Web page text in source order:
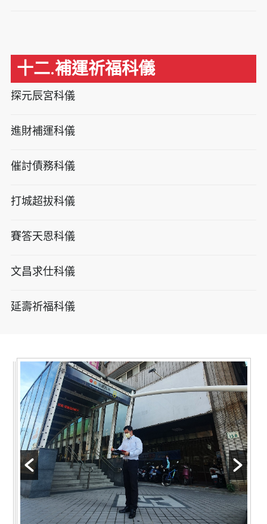
十二.補運祈福科儀
探元辰宮科儀
進財補運科儀
催討債務科儀
打城超拔科儀
賽答天恩科儀
文昌求仕科儀
延壽祈福科儀